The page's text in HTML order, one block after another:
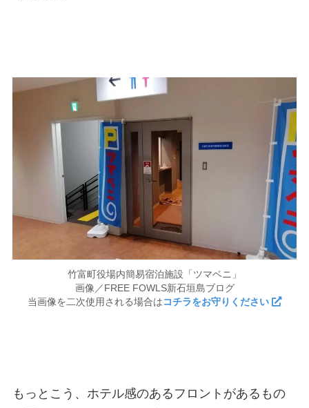
竹富町役場内簡易宿泊施設「ツマベニ」
画像／FREE FOWLS新石垣島ブログ
当画像を二次使用される場合はコチラをお守りください
もっとこう、ホテル感のあるフロントがあるもの